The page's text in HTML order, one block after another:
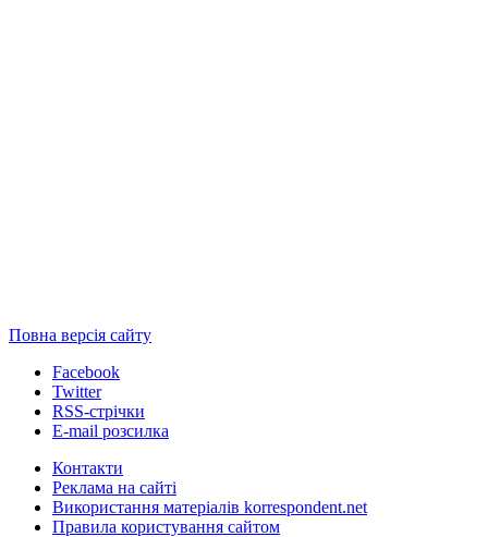
Повна версія сайту
Facebook
Twitter
RSS-стрічки
E-mail розсилка
Контакти
Реклама на сайті
Використання матеріалів korrespondent.net
Правила користування сайтом